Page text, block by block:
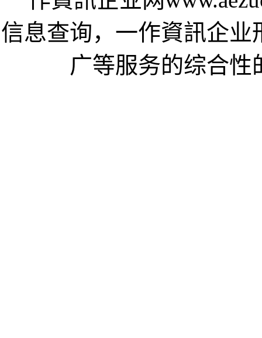
信息查询，一作資訊企
广等服务的综合